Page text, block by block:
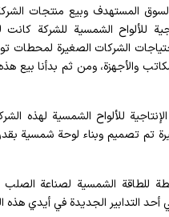
المستهدف وبيع منتجات
الشركات الصغيرة لمحطات
والأجهزة، ومن ثم بدأنا بيع
للألواح الشمسية لهذه
تم تصميم وبناء لوحة شمسية
للطاقة الشمسية لصناعة الصلب